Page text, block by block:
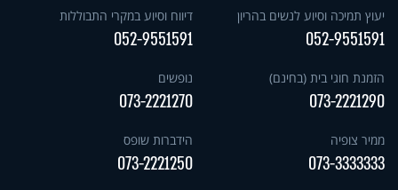
יעוץ תמיכה וסיוע לנשים בהריון
052-9551591
דיווח וסיוע במקרי התבוללות
052-9551591
הזמנת חוגי בית (בחינם)
073-2221290
נופשים
073-2221270
ממיר צופיה
073-3333333
הידברות שופס
073-2221250